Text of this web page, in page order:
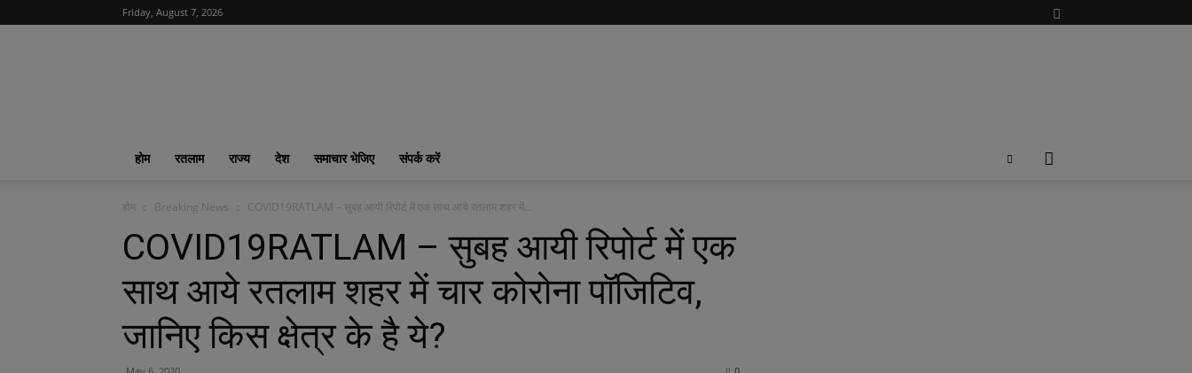
Friday, August 7, 2026
का
फीवर
होम रतलाम राज्य देश समाचार भेजिए संपर्क करें
होम Breaking News COVID19RATLAM – सुबह आयी रिपोर्ट में एक साथ आये रतलाम शहर में...
COVID19RATLAM – सुबह आयी रिपोर्ट में एक
साथ आये रतलाम शहर में चार कोरोना पॉजिटिव,
जानिए किस क्षेत्र के है ये?